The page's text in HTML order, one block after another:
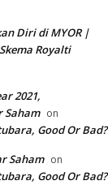
Diri di MYOR |
Royalti
2021,
Saham on
Good Or Bad?
Saham on
Good Or Bad?